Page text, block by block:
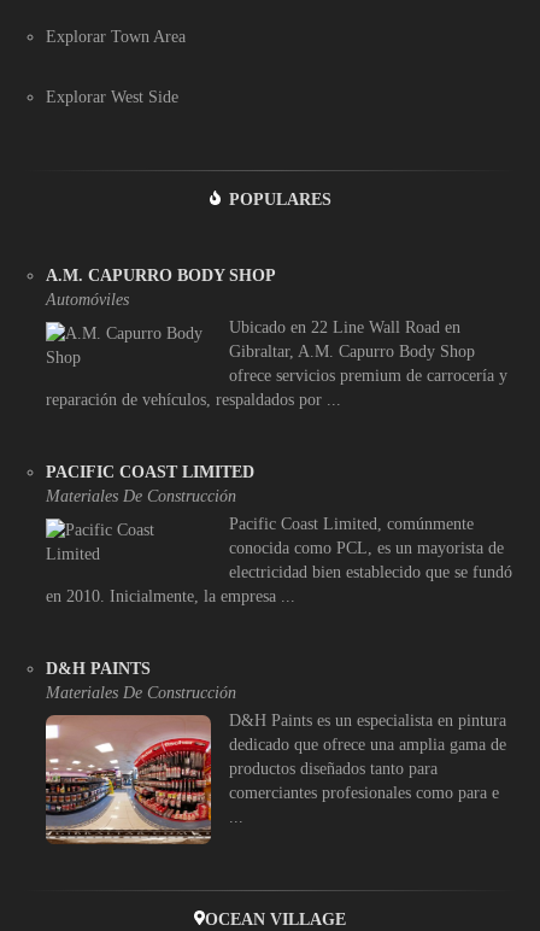
Explorar Town Area
Explorar West Side
POPULARES
A.M. CAPURRO BODY SHOP
Automóviles
Ubicado en 22 Line Wall Road en
Gibraltar, A.M. Capurro Body Shop
ofrece servicios premium de carrocería y
reparación de vehículos, respaldados por ...
PACIFIC COAST LIMITED
Materiales De Construcción
Pacific Coast Limited, comúnmente
conocida como PCL, es un mayorista de
electricidad bien establecido que se fundó
en 2010. Inicialmente, la empresa ...
D&H PAINTS
Materiales De Construcción
D&H Paints es un especialista en pintura
dedicado que ofrece una amplia gama de
productos diseñados tanto para
comerciantes profesionales como para e
...
OCEAN VILLAGE